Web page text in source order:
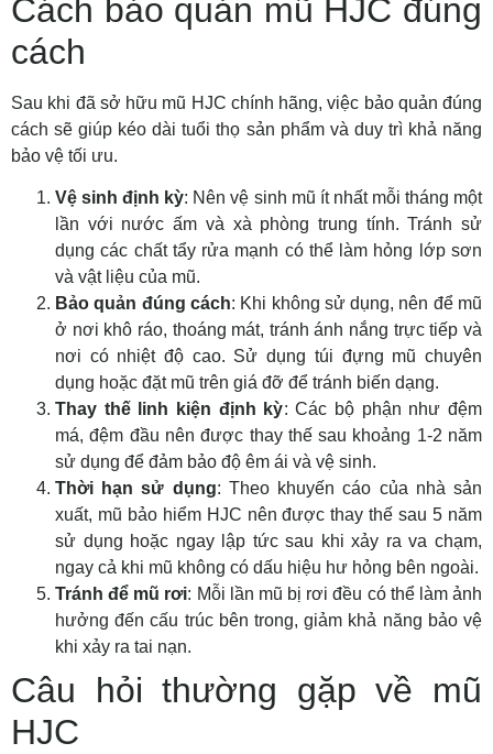
Cách bảo quản mũ HJC đúng
cách
Sau khi đã sở hữu mũ HJC chính hãng, việc bảo quản đúng
cách sẽ giúp kéo dài tuổi thọ sản phẩm và duy trì khả năng
bảo vệ tối ưu.
Vệ sinh định kỳ: Nên vệ sinh mũ ít nhất mỗi tháng một
lần với nước ấm và xà phòng trung tính. Tránh sử
dụng các chất tẩy rửa mạnh có thể làm hỏng lớp sơn
và vật liệu của mũ.
Bảo quản đúng cách: Khi không sử dụng, nên để mũ
ở nơi khô ráo, thoáng mát, tránh ánh nắng trực tiếp và
nơi có nhiệt độ cao. Sử dụng túi đựng mũ chuyên
dụng hoặc đặt mũ trên giá đỡ để tránh biến dạng.
Thay thế linh kiện định kỳ: Các bộ phận như đệm
má, đệm đầu nên được thay thế sau khoảng 1-2 năm
sử dụng để đảm bảo độ êm ái và vệ sinh.
Thời hạn sử dụng: Theo khuyến cáo của nhà sản
xuất, mũ bảo hiểm HJC nên được thay thế sau 5 năm
sử dụng hoặc ngay lập tức sau khi xảy ra va chạm,
ngay cả khi mũ không có dấu hiệu hư hỏng bên ngoài.
Tránh để mũ rơi: Mỗi lần mũ bị rơi đều có thể làm ảnh
hưởng đến cấu trúc bên trong, giảm khả năng bảo vệ
khi xảy ra tai nạn.
Câu hỏi thường gặp về mũ
HJC